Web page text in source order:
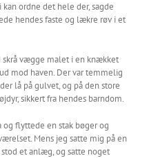
ordne det hele der, sagde
hendes faste og lækre røv i et
skrå vægge malet i en knækket
mod haven. Der var temmelig
lå på gulvet, og på den store
sikkert fra hendes barndom.
og flyttede en stak bøger og
Mens jeg satte mig på en
et anlæg, og satte noget